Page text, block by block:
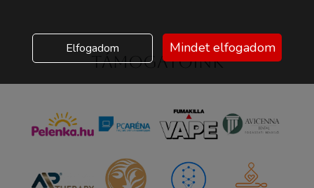
Támogatóink
Elfogadom Mindet elfogadom